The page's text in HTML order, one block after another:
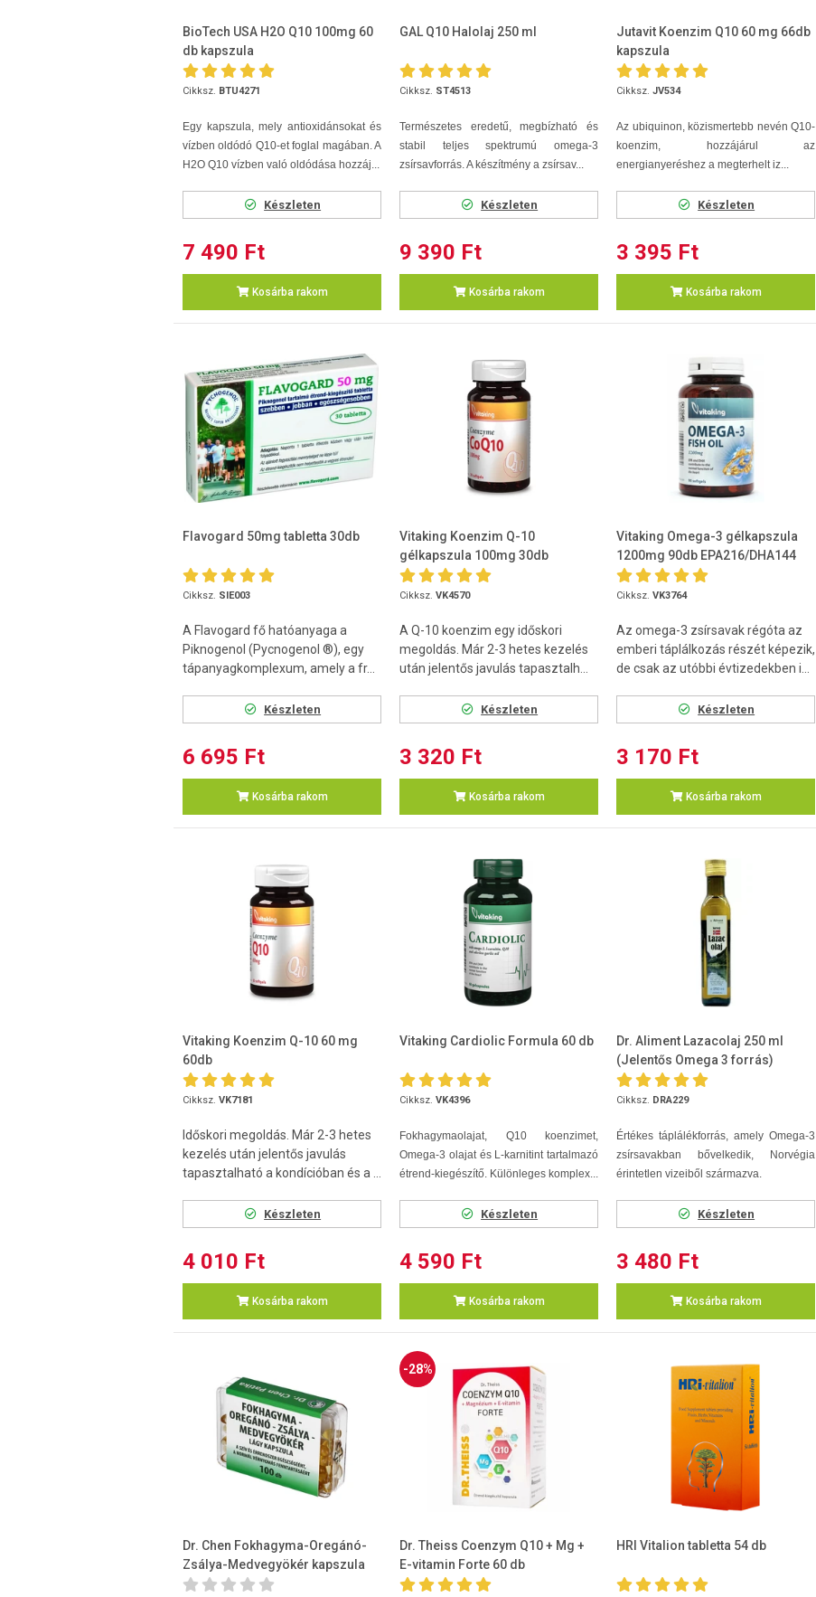
BioTech USA H2O Q10 100mg 60
db kapszula
Cikksz. BTU4271
Egy kapszula, mely antioxidánsokat és
vízben oldódó Q10-et foglal magában. A
H2O Q10 vízben való oldódása hozzáj...
Készleten
7 490 Ft
Kosárba rakom
GAL Q10 Halolaj 250 ml
Cikksz. ST4513
Természetes eredetű, megbízható és
stabil teljes spektrumú omega-3
zsírsavforrás. A készítmény a zsírsav...
Készleten
9 390 Ft
Kosárba rakom
Jutavit Koenzim Q10 60 mg 66db
kapszula
Cikksz. JV534
Az ubiquinon, közismertebb nevén Q10-
koenzim, hozzájárul az
energianyeréshez a megterhelt iz...
Készleten
3 395 Ft
Kosárba rakom
Flavogard 50mg tabletta 30db
Cikksz. SIE003
A Flavogard fő hatóanyaga a
Piknogenol (Pycnogenol ®), egy
tápanyagkomplexum, amely a fr...
Készleten
6 695 Ft
Kosárba rakom
Vitaking Koenzim Q-10
gélkapszula 100mg 30db
Cikksz. VK4570
A Q-10 koenzim egy időskori
megoldás. Már 2-3 hetes kezelés
után jelentős javulás tapasztalh...
Készleten
3 320 Ft
Kosárba rakom
Vitaking Omega-3 gélkapszula
1200mg 90db EPA216/DHA144
Cikksz. VK3764
Az omega-3 zsírsavak régóta az
emberi táplálkozás részét képezik,
de csak az utóbbi évtizedekben i...
Készleten
3 170 Ft
Kosárba rakom
Vitaking Koenzim Q-10 60 mg
60db
Cikksz. VK7181
Időskori megoldás. Már 2-3 hetes
kezelés után jelentős javulás
tapasztalható a kondícióban és a ...
Készleten
4 010 Ft
Kosárba rakom
Vitaking Cardiolic Formula 60 db
Cikksz. VK4396
Fokhagymaolajat, Q10 koenzimet,
Omega-3 olajat és L-karnitint tartalmazó
étrend-kiegészítő. Különleges komplex...
Készleten
4 590 Ft
Kosárba rakom
Dr. Aliment Lazacolaj 250 ml
(Jelentős Omega 3 forrás)
Cikksz. DRA229
Értékes táplálékforrás, amely Omega-3
zsírsavakban bővelkedik, Norvégia
érintetlen vizeiből származva.
Készleten
3 480 Ft
Kosárba rakom
Dr. Chen Fokhagyma-Oregánó-
Zsálya-Medvegyökér kapszula
100 db
-28%
Dr. Theiss Coenzym Q10 + Mg +
E-vitamin Forte 60 db
HRI Vitalion tabletta 54 db